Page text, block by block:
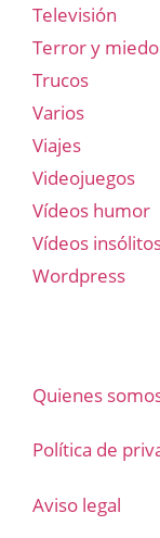
Televisión
Terror y miedo
Trucos
Varios
Viajes
Videojuegos
Vídeos humor
Vídeos
Wordpress
Quienes
Política de
Aviso legal